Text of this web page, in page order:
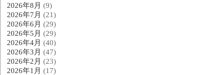
2026年8月 (9)
2026年7月 (21)
2026年6月 (29)
2026年5月 (29)
2026年4月 (40)
2026年3月 (47)
2026年2月 (23)
2026年1月 (17)